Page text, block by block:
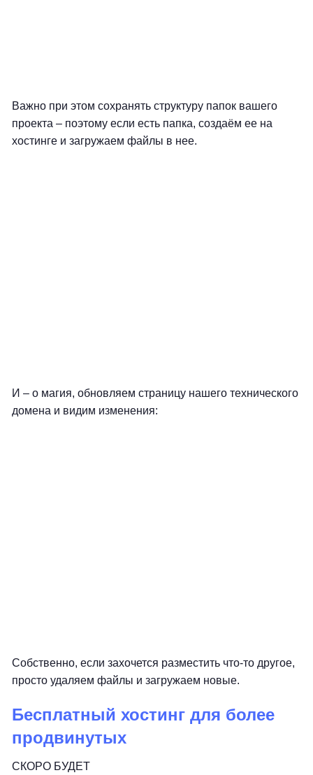
Важно при этом сохранять структуру папок вашего
проекта – поэтому если есть папка, создаём ее на
хостинге и загружаем файлы в нее.
И – о магия, обновляем страницу нашего технического
домена и видим изменения:
Собственно, если захочется разместить что-то другое,
просто удаляем файлы и загружаем новые.
Бесплатный хостинг для более
продвинутых
СКОРО БУДЕТ